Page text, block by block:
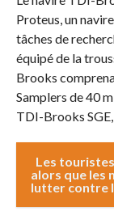
Proteus, un
tâches de
équipé de la
Brooks
Samplers de 40
TDI-Brooks SGE,
Les
alors que les
lutter contre